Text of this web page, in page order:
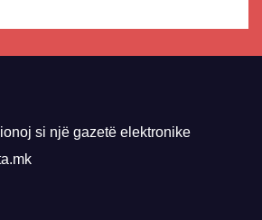
si një gazetë elektronike